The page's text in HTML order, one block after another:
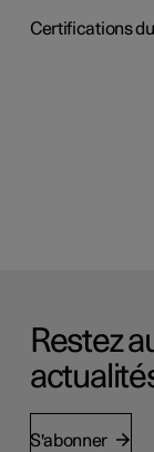
Certifications
Restez
S'abonner